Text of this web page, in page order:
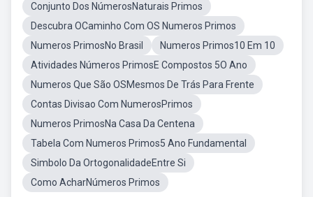
Conjunto Dos NúmerosNaturais Primos
Descubra OCaminho Com OS Numeros Primos
Numeros PrimosNo Brasil
Numeros Primos10 Em 10
Atividades Números PrimosE Compostos 5O Ano
Numeros Que São OSMesmos De Trás Para Frente
Contas Divisao Com NumerosPrimos
Numeros PrimosNa Casa Da Centena
Tabela Com Numeros Primos5 Ano Fundamental
Simbolo Da OrtogonalidadeEntre Si
Como AcharNúmeros Primos